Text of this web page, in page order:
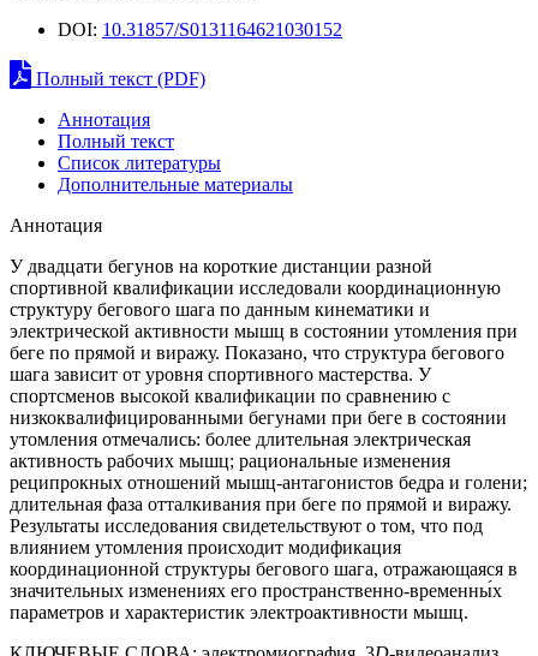
DOI: 10.31857/S0131164621030152
Полный текст (PDF)
Аннотация
Полный текст
Список литературы
Дополнительные материалы
Аннотация
У двадцати бегунов на короткие дистанции разной
спортивной квалификации исследовали координационную
структуру бегового шага по данным кинематики и
электрической активности мышц в состоянии утомления при
беге по прямой и виражу. Показано, что структура бегового
шага зависит от уровня спортивного мастерства. У
спортсменов высокой квалификации по сравнению с
низкоквалифицированными бегунами при беге в состоянии
утомления отмечались: более длительная электрическая
активность рабочих мышц; рациональные изменения
реципрокных отношений мышц-антагонистов бедра и голени;
длительная фаза отталкивания при беге по прямой и виражу.
Результаты исследования свидетельствуют о том, что под
влиянием утомления происходит модификация
координационной структуры бегового шага, отражающаяся в
значительных изменениях его пространственно-временны́х
параметров и характеристик электроактивности мышц.